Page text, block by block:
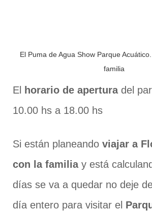
El Puma de Agua Show Parque
familia
El horario de aperturadel
10.00 hs a 18.00 hs
Si están planeando viajar a
con la familiay está
días se va a quedar no deje
día entero para visitar el